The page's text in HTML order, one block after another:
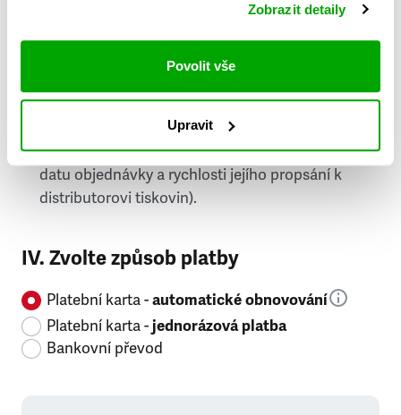
Zobrazit detaily
Povolit vše
Upravit
doručování týdeníku Respekt v tištěné verzi, na
první vydání ve vaší schránce se můžete těšit
příští, nejpozději přespříští týden (v závislosti na
datu objednávky a rychlosti jejího propsání k
distributorovi tiskovin).
IV. Zvolte způsob platby
Platební karta -automatické obnovování
Platební karta -jednorázová platba
Bankovní převod